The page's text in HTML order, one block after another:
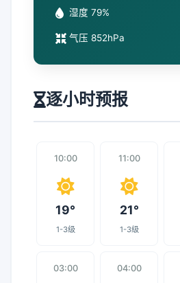
湿度 79%
气压 852hPa
逐小时预报
10:00
19°
1-3级
11:00
21°
1-3级
03:00 04:00